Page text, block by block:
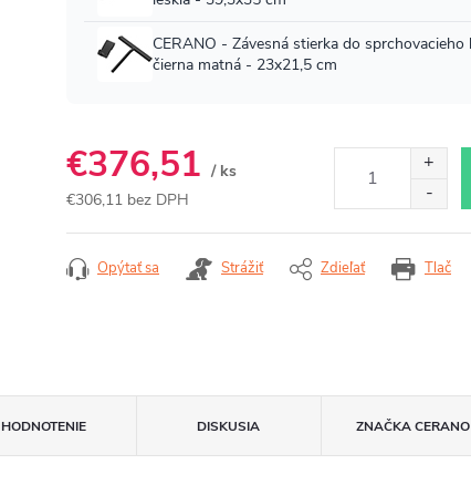
€376,51 / ks
€306,11 bez DPH
Tlač
Opýtať sa Strážiť Zdieľať
HODNOTENIE DISKUSIA ZNAČKACERANO